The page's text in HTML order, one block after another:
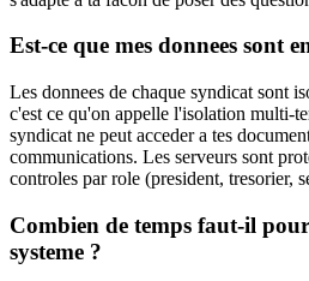
Est-ce que mes donnees sont
Les donnees de chaque syndicat sont
c'est ce qu'on appelle l'isolation multi-
syndicat ne peut acceder a tes
communications. Les serveurs sont
controles par role (president, tresorier,
Combien de temps faut-il
systeme ?